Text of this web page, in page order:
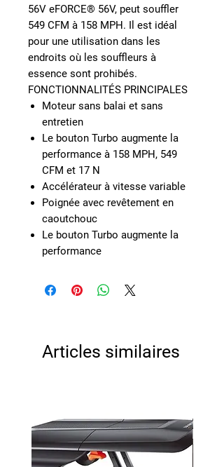
56V eFORCE® 56V, peut souffler
549 CFM à 158 MPH. Il est idéal
pour une utilisation dans les
endroits où les souffleurs à
essence sont prohibés.
FONCTIONNALITÉS PRINCIPALES
Moteur sans balai et sans
entretien
Le bouton Turbo augmente la
performance à 158 MPH, 549
CFM et 17 N
Accélérateur à vitesse variable
Poignée avec revêtement en
caoutchouc
Le bouton Turbo augmente la
performance
Articles similaires